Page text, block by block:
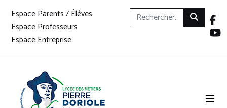
Espace Parents / Élèves
Espace Professeurs
Espace Entreprise